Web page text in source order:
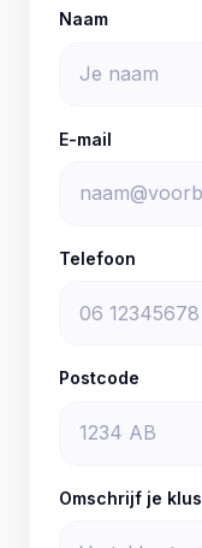
Naam
E-mail
Telefoon
Postcode
Omschrijf je klus